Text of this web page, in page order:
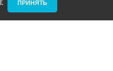
ПРИНЯТЬ